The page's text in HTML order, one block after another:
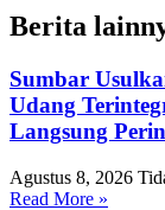
Berita
Sumbar
Udang
Langsung
Agustus 8, 2026
Read More »